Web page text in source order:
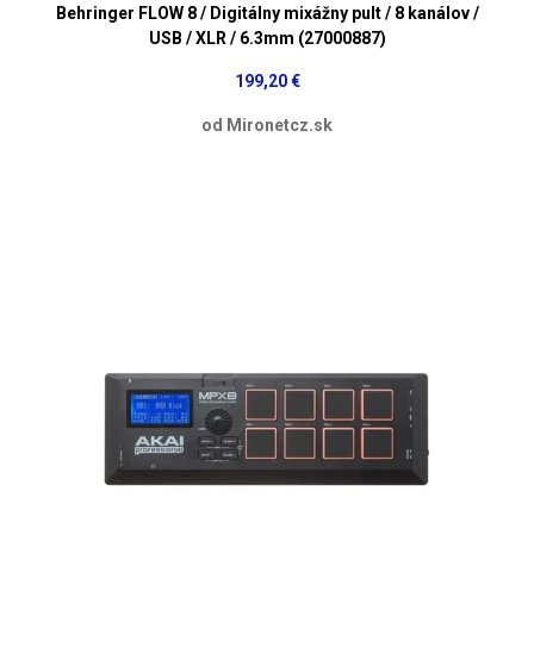
Behringer FLOW 8 / Digitálny mixážny pult / 8 kanálov /
USB / XLR / 6.3mm (27000887)
199,20 €
od Mironetcz.sk